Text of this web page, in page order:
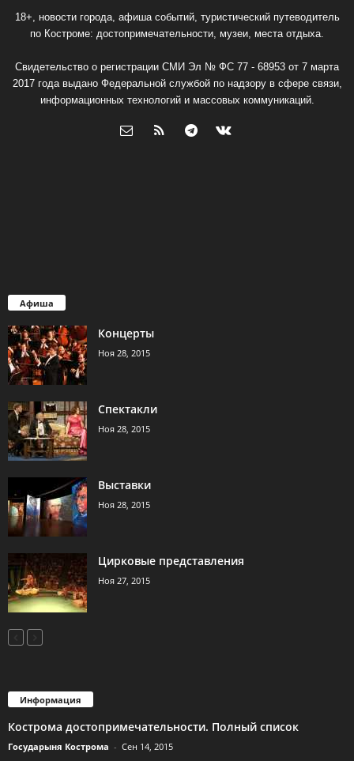
18+, новости города, афиша событий, туристический путеводитель
по Костроме: достопримечательности, музеи, места отдыха.
Свидетельство о регистрации СМИ Эл № ФС 77 - 68953 от 7 марта
2017 года выдано Федеральной службой по надзору в сфере связи,
информационных технологий и массовых коммуникаций.
Афиша
Концерты
Ноя 28, 2015
Спектакли
Ноя 28, 2015
Выставки
Ноя 28, 2015
Цирковые представления
Ноя 27, 2015
Информация
Кострома достопримечательности. Полный список
Государыня Кострома - Сен 14, 2015